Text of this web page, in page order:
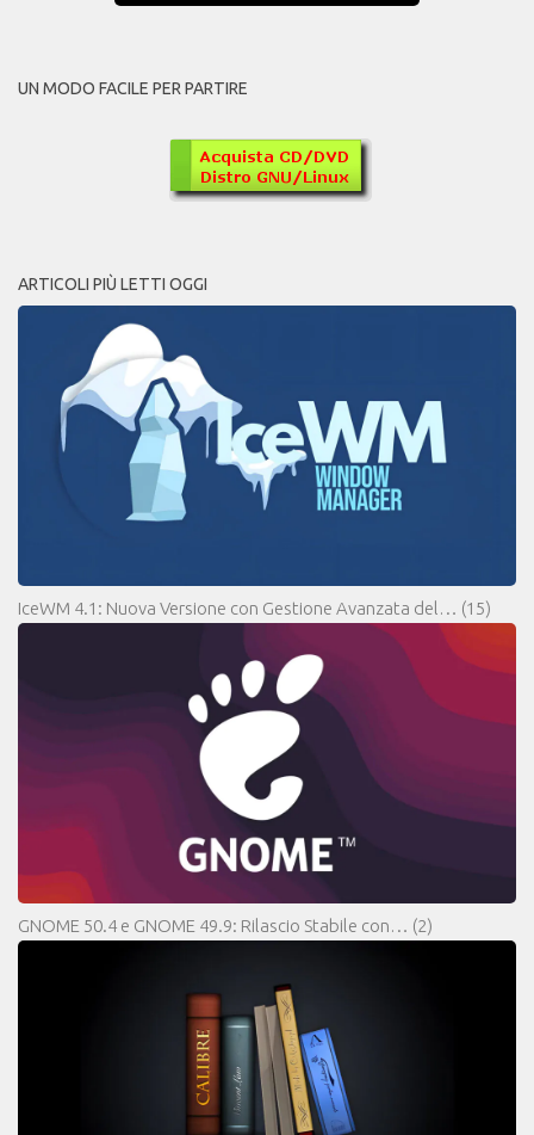
UN MODO FACILE PER PARTIRE
ARTICOLI PIÙ LETTI OGGI
IceWM 4.1: Nuova Versione con Gestione Avanzata del… (15)
GNOME 50.4 e GNOME 49.9: Rilascio Stabile con… (2)